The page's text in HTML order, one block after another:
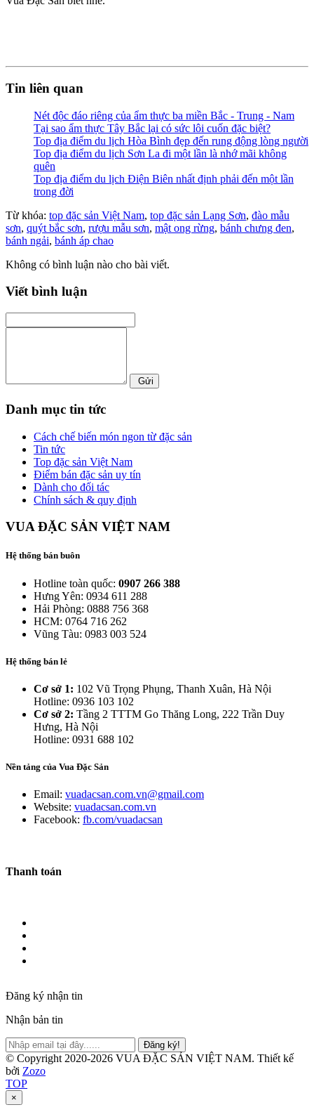
Tin liên quan
Nét độc đáo riêng của ẩm thực ba miền Bắc - Trung - Nam
Tại sao ẩm thực Tây Bắc lại có sức lôi cuốn đặc biệt?
Top địa điểm du lịch Hòa Bình đẹp đến rung động lòng người
Top địa điểm du lịch Sơn La đi một lần là nhớ mãi không
quên
Top địa điểm du lịch Điện Biên nhất định phải đến một lần
trong đời
Từ khóa: top đặc sản Việt Nam, top đặc sản Lạng Sơn, đào mẫu
sơn, quýt bắc sơn, rượu mẫu sơn, mật ong rừng, bánh chưng đen,
bánh ngải, bánh áp chao
Không có bình luận nào cho bài viết.
Viết bình luận
Gửi
Danh mục tin tức
Cách chế biến món ngon từ đặc sản
Tin tức
Top đặc sản Việt Nam
Điểm bán đặc sản uy tín
Dành cho đối tác
Chính sách & quy định
VUA ĐẶC SẢN VIỆT NAM
Hệ thống bán buôn
Hotline toàn quốc: 0907 266 388
Hưng Yên: 0934 611 288
Hải Phòng: 0888 756 368
HCM: 0764 716 262
Vũng Tàu: 0983 003 524
Hệ thống bán lẻ
Cơ sở 1: 102 Vũ Trọng Phụng, Thanh Xuân, Hà Nội
Hotline: 0936 103 102
Cơ sở 2: Tầng 2 TTTM Go Thăng Long, 222 Trần Duy
Hưng, Hà Nội
Hotline: 0931 688 102
Nền tảng của Vua Đặc Sản
Email: vuadacsan.com.vn@gmail.com
Website: vuadacsan.com.vn
Facebook: fb.com/vuadacsan
Thanh toán
Đăng ký nhận tin
Nhận bản tin
Đăng ký!
© Copyright 2020-2026 VUA ĐẶC SẢN VIỆT NAM. Thiết kế
bởi Zozo
TOP
×